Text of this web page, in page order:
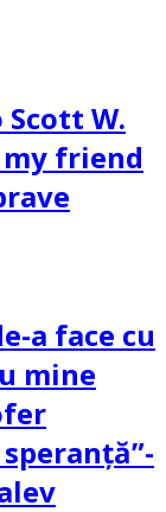
W.
friend
a face cu
mine